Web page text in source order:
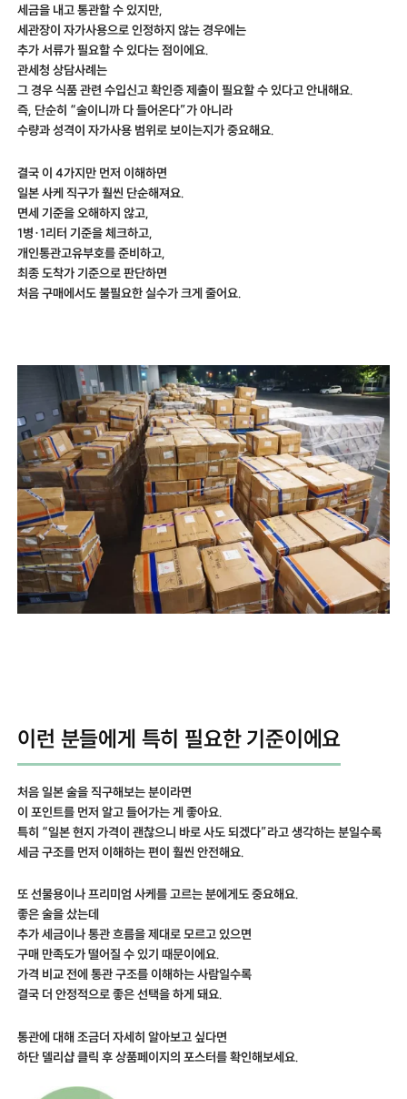
세금을 내고 통관할 수 있지만,
세관장이 자가사용으로 인정하지 않는 경우에는
추가 서류가 필요할 수 있다는 점이에요.
관세청 상담사례는
그 경우 식품 관련 수입신고 확인증 제출이 필요할 수 있다고 안내해요.
즉, 단순히 “술이니까 다 들어온다”가 아니라
수량과 성격이 자가사용 범위로 보이는지가 중요해요.
결국 이 4가지만 먼저 이해하면
일본 사케 직구가 훨씬 단순해져요.
면세 기준을 오해하지 않고,
1병·1리터 기준을 체크하고,
개인통관고유부호를 준비하고,
최종 도착가 기준으로 판단하면
처음 구매에서도 불필요한 실수가 크게 줄어요.
이런 분들에게 특히 필요한 기준이에요
처음 일본 술을 직구해보는 분이라면
이 포인트를 먼저 알고 들어가는 게 좋아요.
특히 “일본 현지 가격이 괜찮으니 바로 사도 되겠다”라고 생각하는 분일수록
세금 구조를 먼저 이해하는 편이 훨씬 안전해요.
또 선물용이나 프리미엄 사케를 고르는 분에게도 중요해요.
좋은 술을 샀는데
추가 세금이나 통관 흐름을 제대로 모르고 있으면
구매 만족도가 떨어질 수 있기 때문이에요.
가격 비교 전에 통관 구조를 이해하는 사람일수록
결국 더 안정적으로 좋은 선택을 하게 돼요.
통관에 대해 조금더 자세히 알아보고 싶다면
하단 델리샵 클릭 후 상품페이지의 포스터를 확인해보세요.